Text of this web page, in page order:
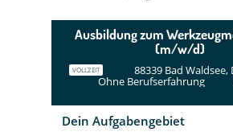
Ausbildung zum
(m/w/d)
VOLLZEIT 88339 Bad
Ohne Berufserfahrung
Dein Aufgabengebiet